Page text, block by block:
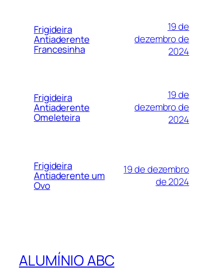
Frigideira
Antiaderente
Francesinha
19 de
dezembro de
2024
Frigideira
Antiaderente
Omeleteira
19 de
dezembro de
2024
Frigideira
Antiaderente um
Ovo
19 de dezembro
de 2024
ALUMÍNIO ABC